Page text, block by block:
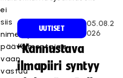
ei
siis
nimetty
päävalmentajaa,
vaan
vastuu
UUTISET
05.08.2
026
“Kannustava
ilmapiiri syntyy